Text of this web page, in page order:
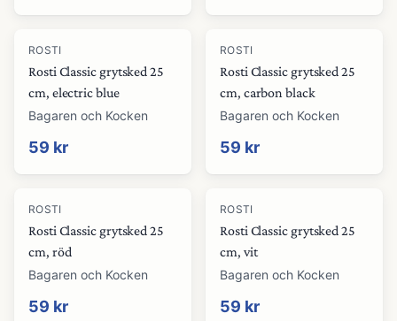
ROSTI
Rosti Classic grytsked 25
cm, electric blue
Bagaren och Kocken
59 kr
ROSTI
Rosti Classic grytsked 25
cm, carbon black
Bagaren och Kocken
59 kr
ROSTI
Rosti Classic grytsked 25
cm, röd
Bagaren och Kocken
59 kr
ROSTI
Rosti Classic grytsked 25
cm, vit
Bagaren och Kocken
59 kr